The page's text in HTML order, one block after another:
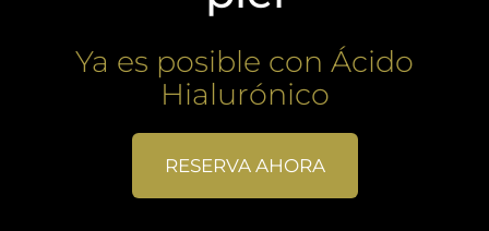
Ya es posible con Ácido
Hialurónico
RESERVA AHORA